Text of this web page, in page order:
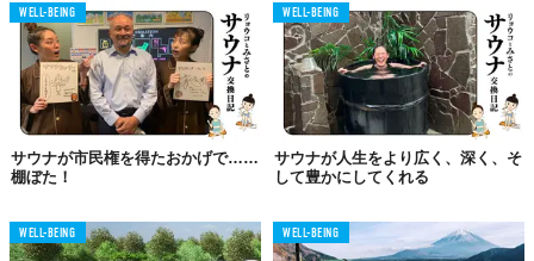
© 株式会社リバース
御殿場プレミアム・アウトレットでお披露目イベント
サバス3号車の運営開始は2025年9月1日を予定。
て、お披露目イベントとなる「サバス誕蒸祭」が開催される。
WELL-BEING
サウナが市民権を得たおかげで……
棚ぼた！
WELL-BEING
サウナが人生をより広く、深く、そ
して豊かにしてくれる
WELL-BEING WELL-BEING